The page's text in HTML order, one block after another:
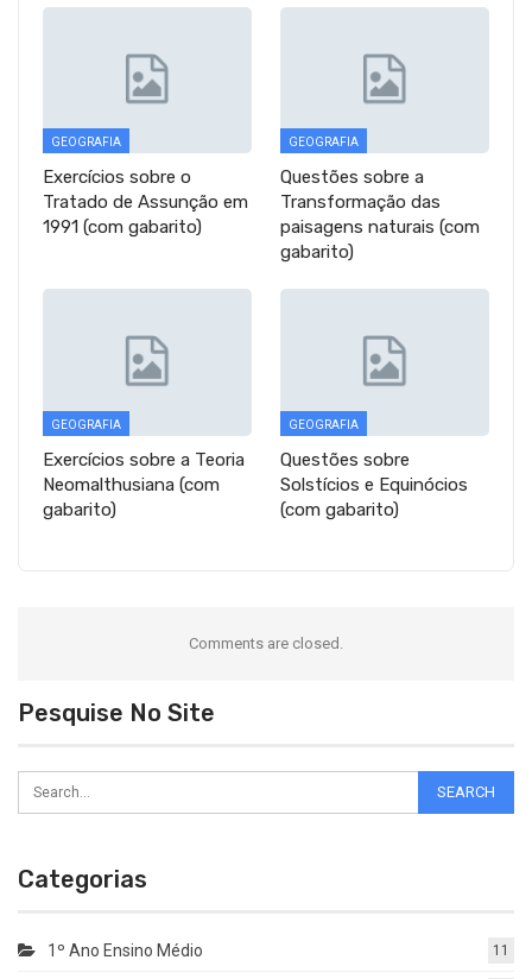
GEOGRAFIA
Exercícios sobre o
Tratado de Assunção em
1991 (com gabarito)
GEOGRAFIA
Questões sobre a
Transformação das
paisagens naturais (com
gabarito)
GEOGRAFIA
Exercícios sobre a Teoria
Neomalthusiana (com
gabarito)
GEOGRAFIA
Questões sobre
Solstícios e Equinócios
(com gabarito)
Comments are closed.
Pesquise No Site
Categorias
1º Ano Ensino Médio 11